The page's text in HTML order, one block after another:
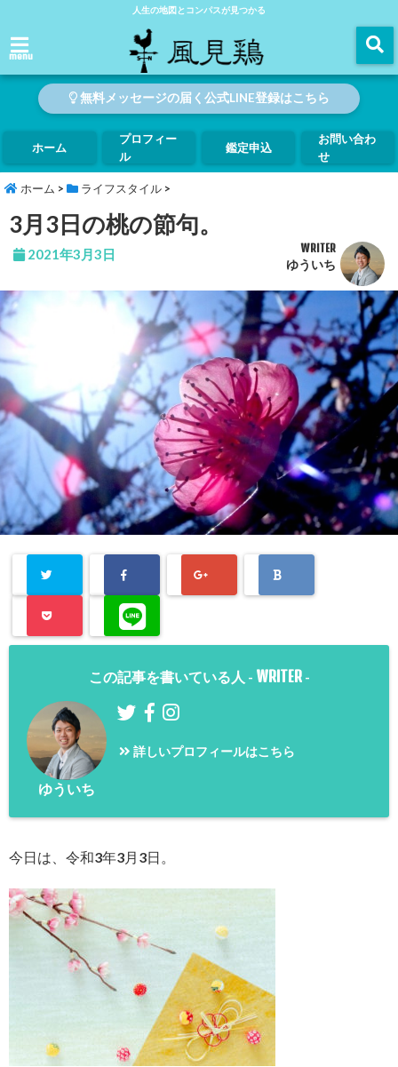
人生の地図とコンパスが見つかる
menu
無料メッセージの届く公式LINE登録はこちら
ホーム
プロフィー
ル
鑑定申込
お問い合わ
せ
ホーム > ライフスタイル >
3月3日の桃の節句。
2021年3月3日 WRITER
ゆういち
この記事を書いている人 - WRITER-
ゆういち
詳しいプロフィールはこちら
今日は、令和3年3月3日。